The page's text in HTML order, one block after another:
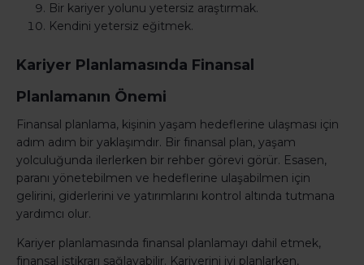
Bir kariyer yolunu yetersiz araştırmak.
Kendini yetersiz eğitmek.
Kariyer Planlamasında Finansal
Planlamanın Önemi
Finansal planlama, kişinin yaşam hedeflerine ulaşması için
adım adım bir yaklaşımdır. Bir finansal plan, yaşam
yolculuğunda ilerlerken bir rehber görevi görür. Esasen,
paranı yönetebilmen ve hedeflerine ulaşabilmen için
gelirini, giderlerini ve yatırımlarını kontrol altında tutmana
yardımcı olur.
Kariyer planlamasında finansal planlamayı dahil etmek,
finansal istikrarı sağlayabilir. Kariyerini iyi planlarken,